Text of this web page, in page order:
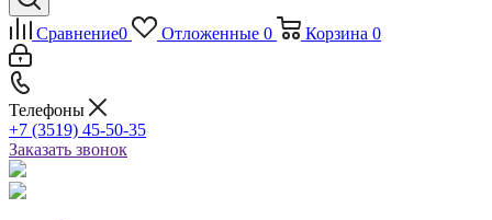
Сравнение0 Отложенные 0 Корзина 0
Телефоны
+7 (3519) 45-50-35
Заказать звонок